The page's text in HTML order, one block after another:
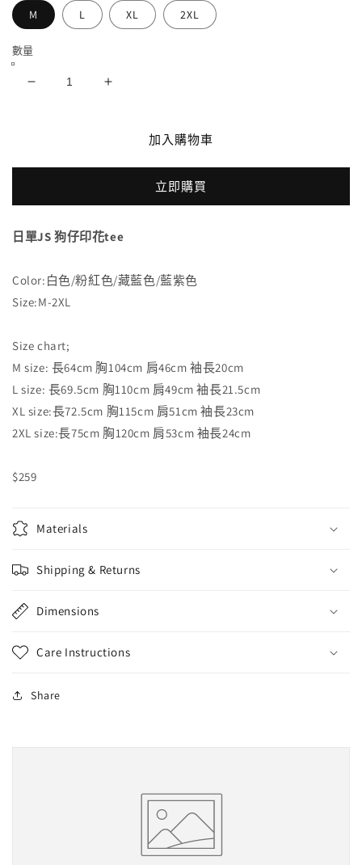
M L XL 2XL
數量
仔
tee
減
仔
tee
量
加入購物車
立即購買
日單JS 狗仔印花tee
Color:白色/粉紅色/藏藍色/藍紫色
Size:M-2XL
Size chart;
M size: 長64cm 胸104cm 肩46cm 袖長20cm
L size: 長69.5cm 胸110cm 肩49cm 袖長21.5cm
XL size:長72.5cm 胸115cm 肩51cm 袖長23cm
2XL size:長75cm 胸120cm 肩53cm 袖長24cm
$259
Materials
Shipping & Returns
Dimensions
Care Instructions
Share